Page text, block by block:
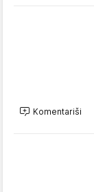
Komentariši